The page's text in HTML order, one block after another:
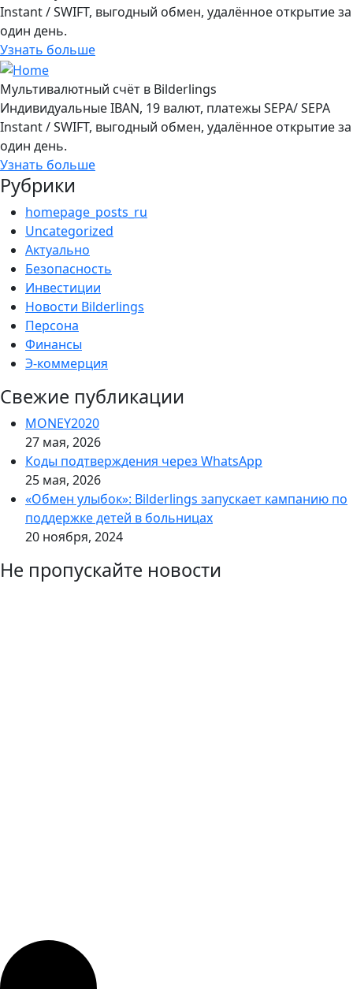
Instant / SWIFT, выгодный обмен, удалённое открытие за
один день.
Узнать больше
Мультивалютный счёт в Bilderlings
Индивидуальные IBAN, 19 валют, платежы SEPA/ SEPA
Instant / SWIFT, выгодный обмен, удалённое открытие за
один день.
Узнать больше
Рубрики
homepage_posts_ru
Uncategorized
Актуально
Безопасность
Инвестиции
Новости Bilderlings
Персона
Финансы
Э-коммерция
Свежие публикации
MONEY2020
27 мая, 2026
Коды подтверждения через WhatsApp
25 мая, 2026
«Обмен улыбок»: Bilderlings запускает кампанию по
поддержке детей в больницах
20 ноября, 2024
Не пропускайте новости